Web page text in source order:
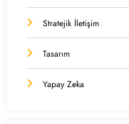
Stratejik İletişim
Tasarım
Yapay Zeka